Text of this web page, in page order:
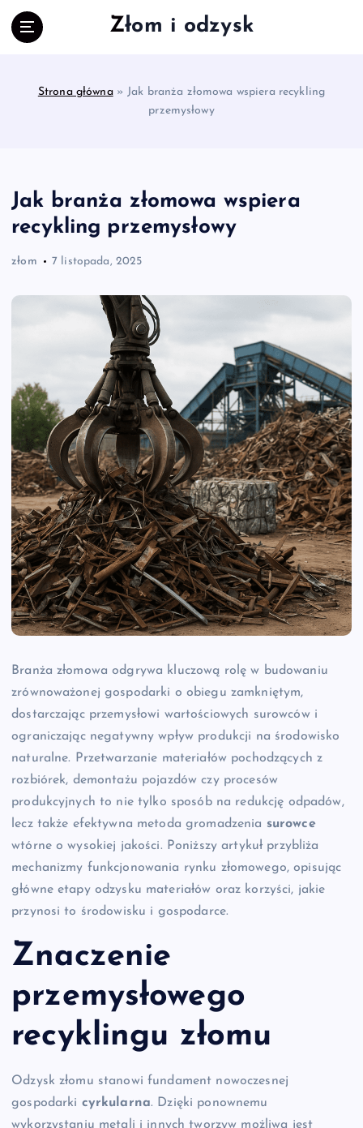
Złom i odzysk
Strona główna»Jak branża złomowa wspiera recykling
przemysłowy
Jak branża złomowa wspiera
recykling przemysłowy
złom 7 listopada, 2025
Branża złomowa odgrywa kluczową rolę w budowaniu
zrównoważonej gospodarki o obiegu zamkniętym,
dostarczając przemysłowi wartościowych surowców i
ograniczając negatywny wpływ produkcji na środowisko
naturalne. Przetwarzanie materiałów pochodzących z
rozbiórek, demontażu pojazdów czy procesów
produkcyjnych to nie tylko sposób na redukcję odpadów,
lecz także efektywna metoda gromadzenia surowce
wtórne o wysokiej jakości. Poniższy artykuł przybliża
mechanizmy funkcjonowania rynku złomowego, opisując
główne etapy odzysku materiałów oraz korzyści, jakie
przynosi to środowisku i gospodarce.
Znaczenie
przemysłowego
recyklingu złomu
Odzysk złomu stanowi fundament nowoczesnej
gospodarki cyrkularna. Dzięki ponownemu
wykorzystaniu metali i innych tworzyw możliwa jest